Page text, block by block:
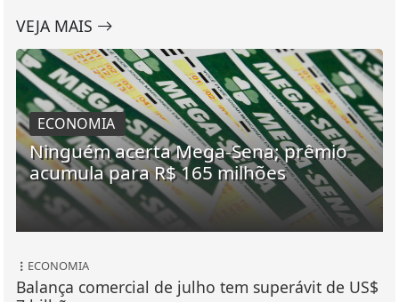
VEJA MAIS
ECONOMIA
Ninguém acerta Mega-Sena; prêmio
acumula para R$ 165 milhões
ECONOMIA
Balança comercial de julho tem superávit de US$